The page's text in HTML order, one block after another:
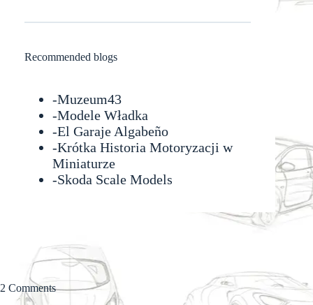
Recommended blogs
-Muzeum43
-Modele Władka
-El Garaje Algabeño
-Krótka Historia Motoryzacji w
Miniaturze
-Skoda Scale Models
2 Comments